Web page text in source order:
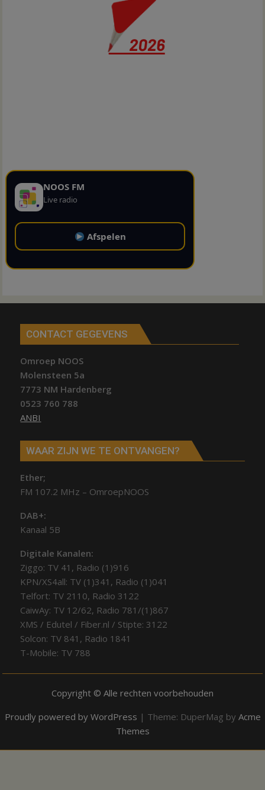
NOOS FM
Live radio
Afspelen
CONTACT GEGEVENS
Omroep NOOS
Molensteen 5a
7773 NM Hardenberg
0523 760 788
ANBI
WAAR ZIJN WE TE ONTVANGEN?
Ether;
FM 107.2 MHz – OmroepNOOS
DAB+:
Kanaal 5B
Digitale Kanalen:
Ziggo: TV 41, Radio (1)916
KPN/XS4all: TV (1)341, Radio (1)041
Telfort: TV 2110, Radio 3122
CaiwAy: TV 12/62, Radio 781/(1)867
XMS / Edutel / Fiber.nl / Stipte: 3122
Solcon: TV 841, Radio 1841
T-Mobile: TV 788
Copyright © Alle rechten voorbehouden
Proudly powered by WordPress | Theme: DuperMag by Acme
Themes